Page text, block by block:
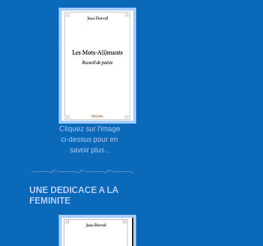
Cliquez sur l'image
ci-dessus pour en
savoir plus...
UNE DEDICACE A LA
FEMINITE